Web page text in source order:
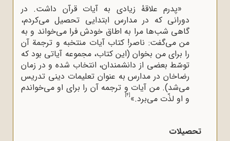
«پدرم علاقۀ زیادى به آیات قرآن داشت. در
دورانى که در مدارس ابتدایى تحصیل مى‌کردم،
گاهى شب‌ها مرا به اطاق خودش فرا مى‌خواند و به
من مى‌گفت: ناصر! کتاب آیات منتخبه و ترجمة آن
را براى من بخوان (این کتاب، مجموعه آیاتى بود که
توسّط بعضى از دانشمندان، انتخاب شده و در زمان
رضاخان در مدارس به عنوان تعلیمات دینى تدریس
مى‌شد). من آیات و ترجمه آن را براى او مى‌خواندم
و او لذّت مى‌برد.»[4]
تحصیلات